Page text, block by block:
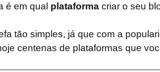
é em qual plataforma criar o seu
tão simples, já que com a
centenas de plataformas que